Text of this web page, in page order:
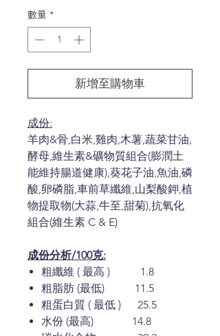
數量 *
新增至購物車
成份:
羊肉&骨,白米,雞肉,木薯,蔬菜甘油,
酵母,維生素&礦物質組合(膨潤土
能維持腸道健康),葵花子油,魚油,磷
酸,卵磷脂,車前草纖維,山梨酸鉀,植
物提取物(大蒜,牛至,甜菊),抗氧化
組合(維生素 C & E)
成份分析/100克:
粗纖維 ( 最高 ) 1.8
粗脂肪 (最低) 11.5
粗蛋白質 ( 最低 ) 25.5
水份 (最高) 14.8